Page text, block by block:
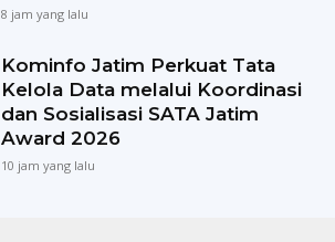
8 jam yang lalu
Kominfo Jatim Perkuat Tata
Kelola Data melalui Koordinasi
dan Sosialisasi SATA Jatim
Award 2026
10 jam yang lalu